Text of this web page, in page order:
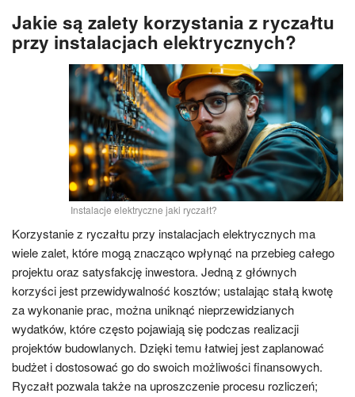
Jakie są zalety korzystania z ryczałtu
przy instalacjach elektrycznych?
Instalacje elektryczne jaki ryczałt?
Korzystanie z ryczałtu przy instalacjach elektrycznych ma
wiele zalet, które mogą znacząco wpłynąć na przebieg całego
projektu oraz satysfakcję inwestora. Jedną z głównych
korzyści jest przewidywalność kosztów; ustalając stałą kwotę
za wykonanie prac, można uniknąć nieprzewidzianych
wydatków, które często pojawiają się podczas realizacji
projektów budowlanych. Dzięki temu łatwiej jest zaplanować
budżet i dostosować go do swoich możliwości finansowych.
Ryczałt pozwala także na uproszczenie procesu rozliczeń;